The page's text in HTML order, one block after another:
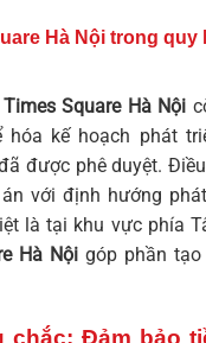
Hà Nội trong quy
Square Hà Nội
hóa kế hoạch phát
được phê duyệt.
với định hướng
là tại khu vực phía
Hà Nội góp phần
chắc: Đảm bảo